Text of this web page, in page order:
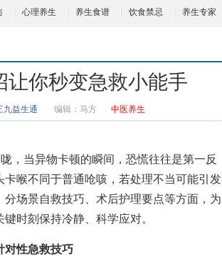
心理养生 养生食谱 饮食禁忌 养生专家
让你秒变急救小能手
九益生通 编辑： 马方 中医养生
当异物卡顿的瞬间，恐慌往往是第一反
喉不同于普通呛咳，若处理不当可能引发
场景自救技巧、术后护理要点等方面，为
时刻保持冷静、科学应对。
对性急救技巧